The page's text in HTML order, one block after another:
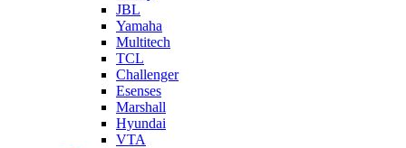
JBL
Yamaha
Multitech
TCL
Challenger
Esenses
Marshall
Hyundai
VTA